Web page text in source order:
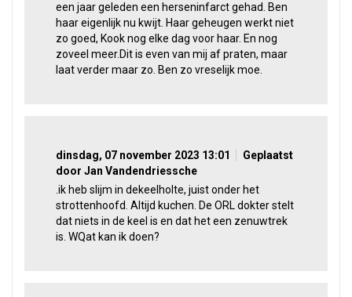
een jaar geleden een herseninfarct gehad. Ben
haar eigenlijk nu kwijt. Haar geheugen werkt niet
zo goed, Kook nog elke dag voor haar. En nog
zoveel meer.Dit is even van mij af praten, maar
laat verder maar zo. Ben zo vreselijk moe.
dinsdag, 07 november 2023 13:01
Geplaatst
door Jan Vandendriessche
.ik heb slijm in dekeelholte, juist onder het
strottenhoofd. Altijd kuchen. De ORL dokter stelt
dat niets in de keel is en dat het een zenuwtrek
is. WQat kan ik doen?